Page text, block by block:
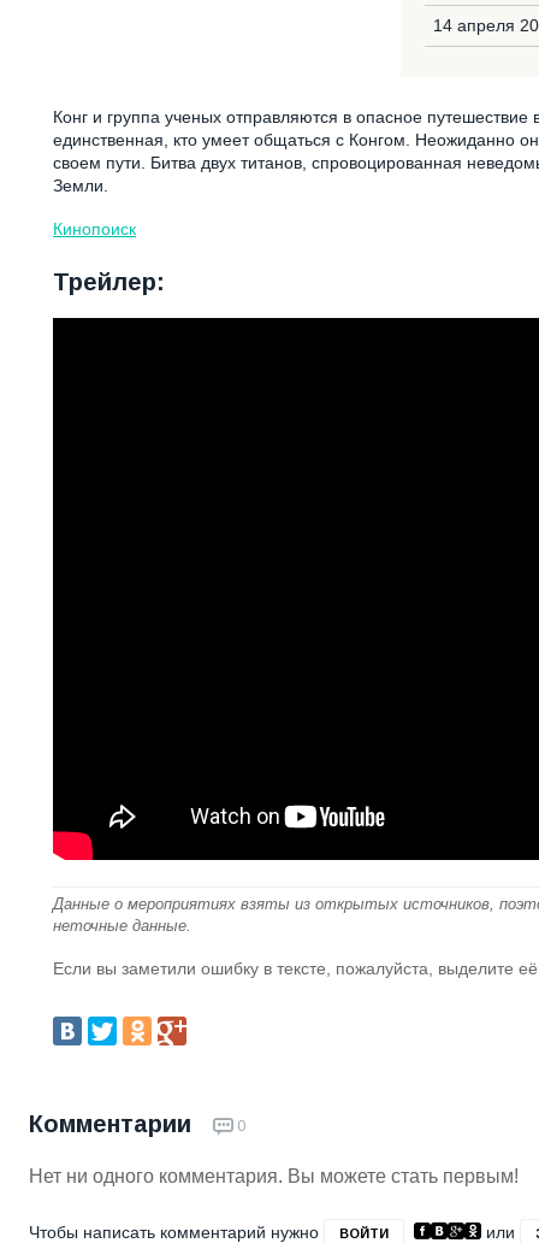
14 апреля
Конг и группа ученых отправляются в опасное
единственная, кто умеет общаться с Конгом. Неожиданно
своем пути. Битва двух титанов, спровоцированная
Земли.
Кинопоиск
Трейлер:
Данные о мероприятиях взяты из открытых источников,
неточные данные.
Если вы заметили ошибку в тексте, пожалуйста, выделите
Комментарии 0
Нет ни одного комментария. Вы можете стать первым!
Чтобы написать комментарий нужно ВОЙТИ или